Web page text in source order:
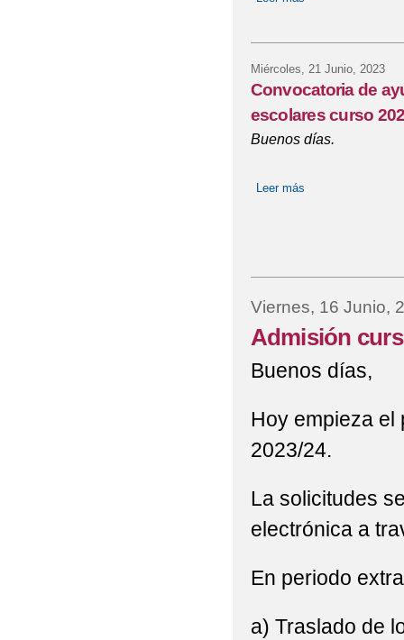
MODIFICACIÓN -
DE CUANTENTENA
MARCHA POR LA
MARCHA POR LA
PROGRAMA
PERÍODO DE
PERÍODO DE
CUANTENTENA
CURSO 2019/20
RECAUDACIÓN
RECAUDACIÓN
RECAUDACIÓN
Miércoles, 21 Junio, 2023
Convocatoria de
escolares curso
Buenos días.
Leer más
Viernes, 16 Junio,
Admisión
Buenos días,
Hoy empieza el
2023/24.
La solicitudes
electrónica a
En periodo
a) Traslado de